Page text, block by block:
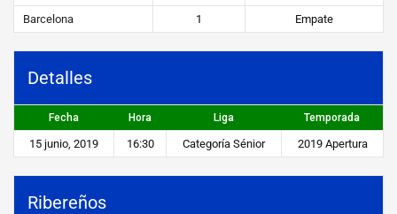
c
l
o
n
Barcelona
1 Empate
Detalles
Fecha Hora Liga Temporada
15 junio, 2019 16:30 Categoría Sénior 2019 Apertura
Ribereños